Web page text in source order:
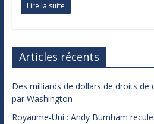
Lire la suite
Articles récents
Des milliards de dollars de droits de
par Washington
Royaume-Uni : Andy Burnham